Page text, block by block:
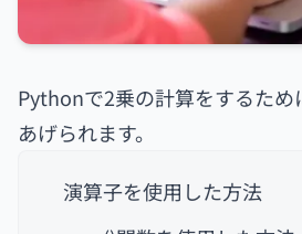
Pythonで2乗の計算をするた
あげられます。
演算子を使用した方法